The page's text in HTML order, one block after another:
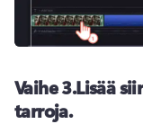
Vaihe 3.Lisää
tarroja.